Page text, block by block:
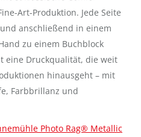
Art-Produktion. Jede Seite
anschließend in einem
zu einem Buchblock
eine Druckqualität, die weit
hinausgeht – mit
Farbbrillanz und
Photo Rag® Metallic